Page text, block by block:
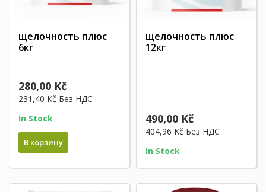
щелочность плюс
6кг
280,00 Kč
231,40 Kč Без НДС
In Stock
В корзину
щелочность плюс
12кг
490,00 Kč
404,96 Kč Без НДС
In Stock